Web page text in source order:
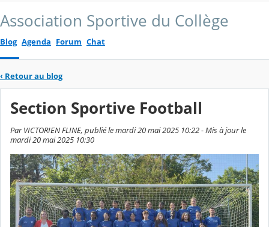
Association Sportive du Collège
Blog Agenda Forum Chat
‹ Retour au blog
Section Sportive Football
Par VICTORIEN FLINE, publié le mardi 20 mai 2025 10:22 - Mis à jour le
mardi 20 mai 2025 10:30